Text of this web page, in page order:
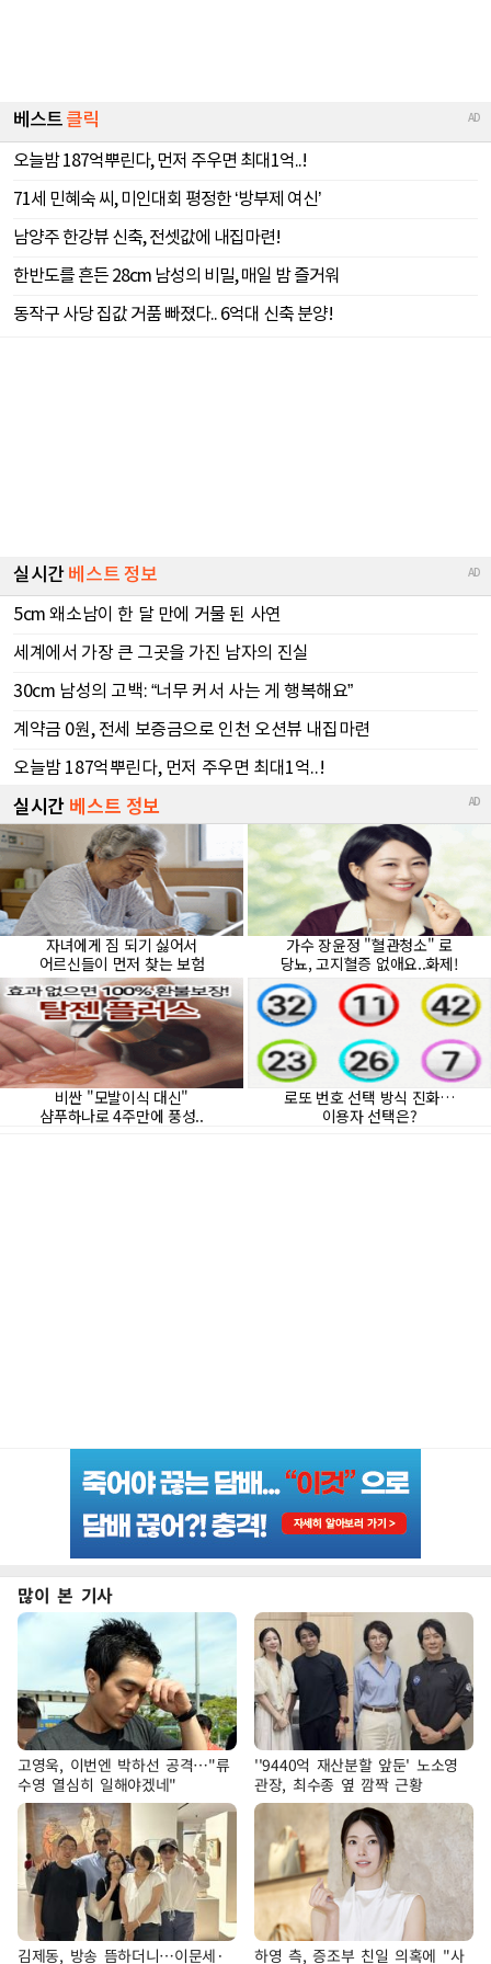
많이 본 기사
고영욱, 이번엔 박하선 공격…"류
수영 열심히 일해야겠네"
''9440억 재산분할 앞둔' 노소영
관장, 최수종 옆 깜짝 근황
김제동, 방송 뜸하더니…이문세· 하영 측, 증조부 친일 의혹에 "사